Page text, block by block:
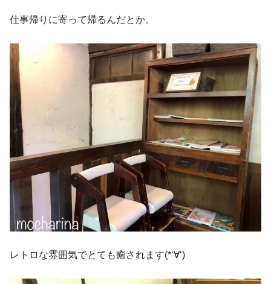
仕事帰りに寄って帰るんだとか。
レトロな雰囲気でとても癒されます(*‘∀‘)